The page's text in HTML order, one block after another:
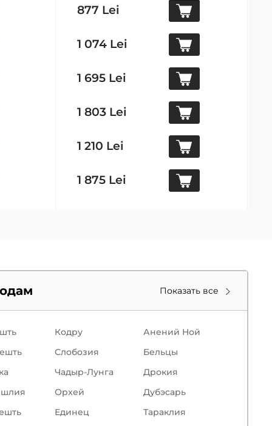
877 Lei
1 074 Lei
1 695 Lei
1 803 Lei
1 210 Lei
1 875 Lei
Показать все
Кодру
Анений Ной
Слобозия
Бельцы
Чадыр-Лунга
Дрокия
Орхей
Дубэсарь
Единец Тараклия